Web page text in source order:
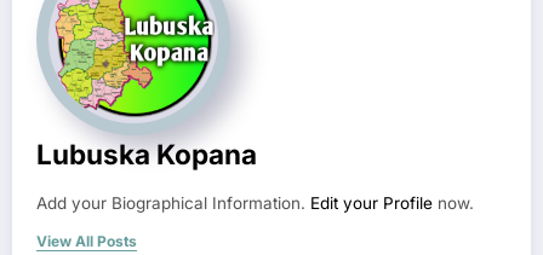
Lubuska Kopana
Add your Biographical Information. Edit your Profile now.
View All Posts